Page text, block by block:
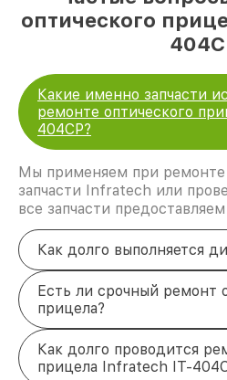
оптического
Какие именно запчасти
ремонте оптического
404CP?
Мы применяем при ремонте
запчасти Infratech или
все запчасти
Как долго выполняется
Есть ли срочный ремонт
прицела?
Как долго проводится
прицела Infratech IT-